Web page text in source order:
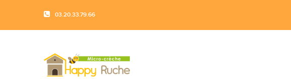
03.20.33.79.66